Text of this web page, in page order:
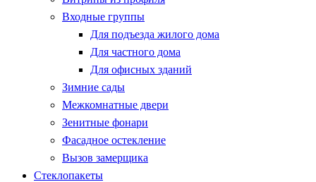
Входные группы
Для подъезда жилого дома
Для частного дома
Для офисных зданий
Зимние сады
Межкомнатные двери
Зенитные фонари
Фасадное остекление
Вызов замерщика
Стеклопакеты